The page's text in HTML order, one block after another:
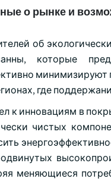
о рынке и
об
которые
минимизируют
где
к инновациям в
чистых
меняющиеся